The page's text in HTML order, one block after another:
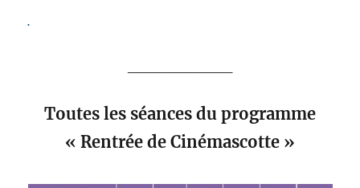
.
Toutes les séances du programme
« Rentrée de Cinémascotte »